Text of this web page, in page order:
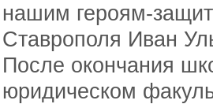
нашим героям-
Ставрополя Иван
После окончания
юридическом